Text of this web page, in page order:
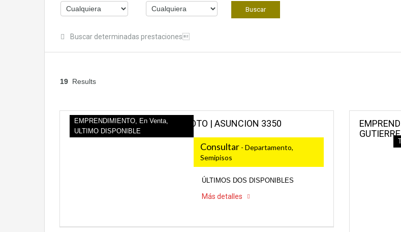
Buscar determinadas prestaciones
19 Results
EMPRENDIMIENTO VILLA DEVOTO | ASUNCION 3350
EMPRENDIMIENTO, En Venta,
ULTIMO DISPONIBLE
Consultar - Departamento,
Semipisos
ÚLTIMOS DOS DISPONIBLES
Más detalles